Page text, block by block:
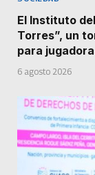
El Instituto
Torres”, un
para
6 agosto 2026